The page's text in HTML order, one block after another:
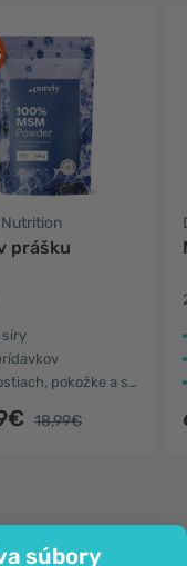
súbory
prášku
síry
pokožke a svaloch
18,99€